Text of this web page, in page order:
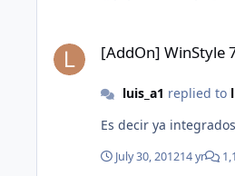
[AddOn] WinStyle
luis_a1 replied to
Es decir ya
July 30, 201214 yr